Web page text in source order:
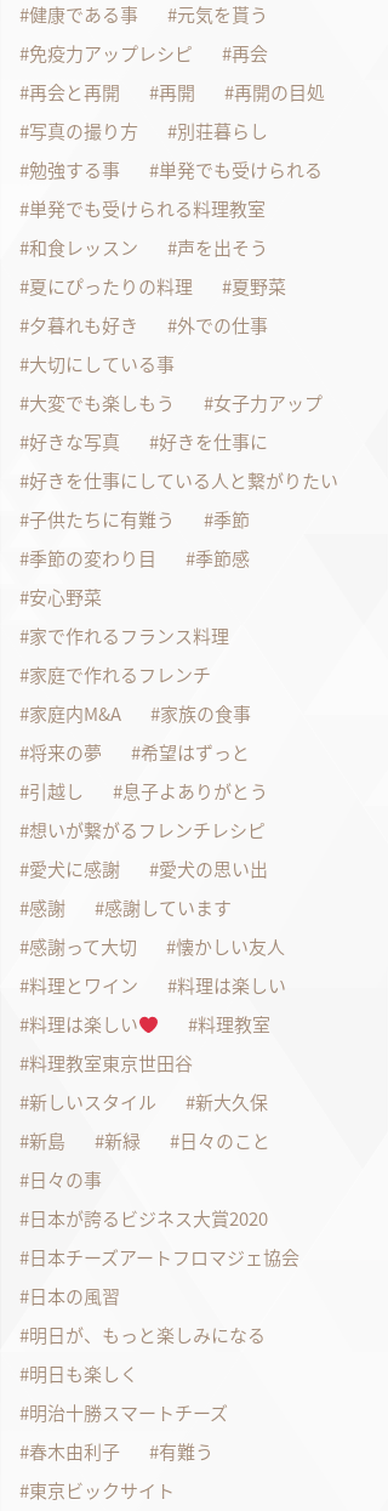
健康である事
元気を貰う
免疫力アップレシピ
再会
再会と再開
再開
再開の目処
写真の撮り方
別荘暮らし
勉強する事
単発でも受けられる
単発でも受けられる料理教室
和食レッスン
声を出そう
夏にぴったりの料理
夏野菜
夕暮れも好き
外での仕事
大切にしている事
大変でも楽しもう
女子力アップ
好きな写真
好きを仕事に
好きを仕事にしている人と繋がりたい
子供たちに有難う
季節
季節の変わり目
季節感
安心野菜
家で作れるフランス料理
家庭で作れるフレンチ
家庭内M&A
家族の食事
将来の夢
希望はずっと
引越し
息子よありがとう
想いが繋がるフレンチレシピ
愛犬に感謝
愛犬の思い出
感謝
感謝しています
感謝って大切
懐かしい友人
料理とワイン
料理は楽しい
料理は楽しい
料理教室
料理教室東京世田谷
新しいスタイル
新大久保
新島
新緑
日々のこと
日々の事
日本が誇るビジネス大賞2020
日本チーズアートフロマジェ協会
日本の風習
明日が、もっと楽しみになる
明日も楽しく
明治十勝スマートチーズ
春木由利子
有難う
東京ビックサイト